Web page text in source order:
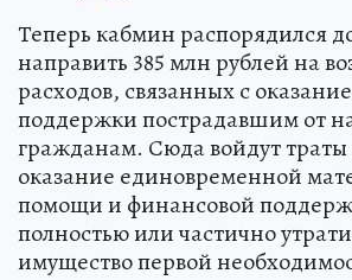
Теперь кабмин распорядился
направить 385 млн рублей на
расходов, связанных с
поддержки пострадавшим от
гражданам. Сюда войдут траты
оказание единовременной
помощи и финансовой
полностью или частично
имущество первой